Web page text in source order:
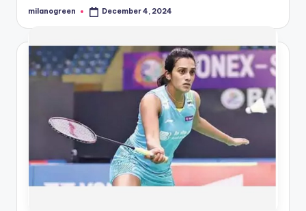
Posted
milanogreen December 4, 2024